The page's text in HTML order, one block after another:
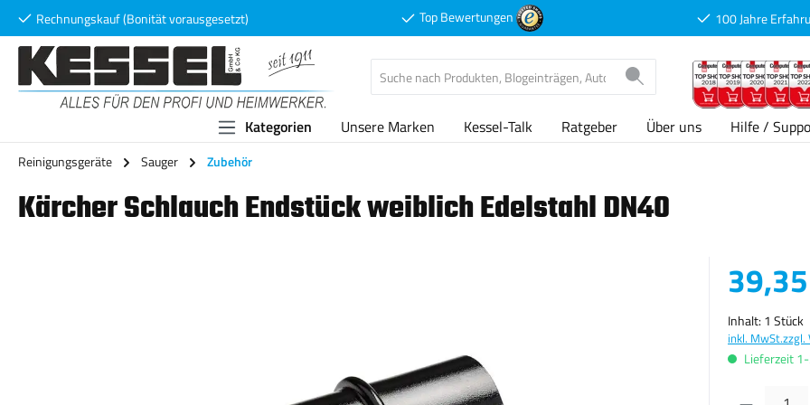
Hauptinhalt springen
Zur Suche springen
Zur Hauptnavigation springen
Rechnungskauf (Bonität vorausgesetzt) Top Bewertungen 100 Jahre
Kategorien Unsere Marken Kessel-Talk Ratgeber Über uns Hilfe /
Reinigungsgeräte Sauger Zubehör
Kärcher Schlauch Endstück weiblich Edelstahl DN40
Verkaufspreis:
Inhalt: 1 Stück
inkl. MwSt.zzgl.
Lieferzeit
Produkt Anzahl: